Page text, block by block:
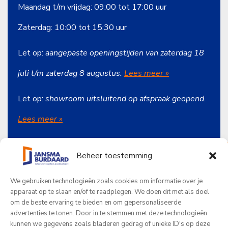
Beheer toestemming
We gebruiken technologieën zoals cookies om informatie over je
apparaat op te slaan en/of te raadplegen. We doen dit met als doel
om de beste ervaring te bieden en om gepersonaliseerde
advertenties te tonen. Door in te stemmen met deze technologieën
kunnen we gegevens zoals bladeren gedrag of unieke ID's op deze
Maandag t/m vrijdag: 09:00 tot 17:00 uur
Zaterdag: 10:00 tot 15:30 uur
Let op: aangepaste openingstijden van zaterdag 18
juli t/m zaterdag 8 augustus. Lees meer »
Let op: showroom uitsluitend op afspraak geopend.
Lees meer»
Onze producten
Jansma Burdaard
Beoordelingen